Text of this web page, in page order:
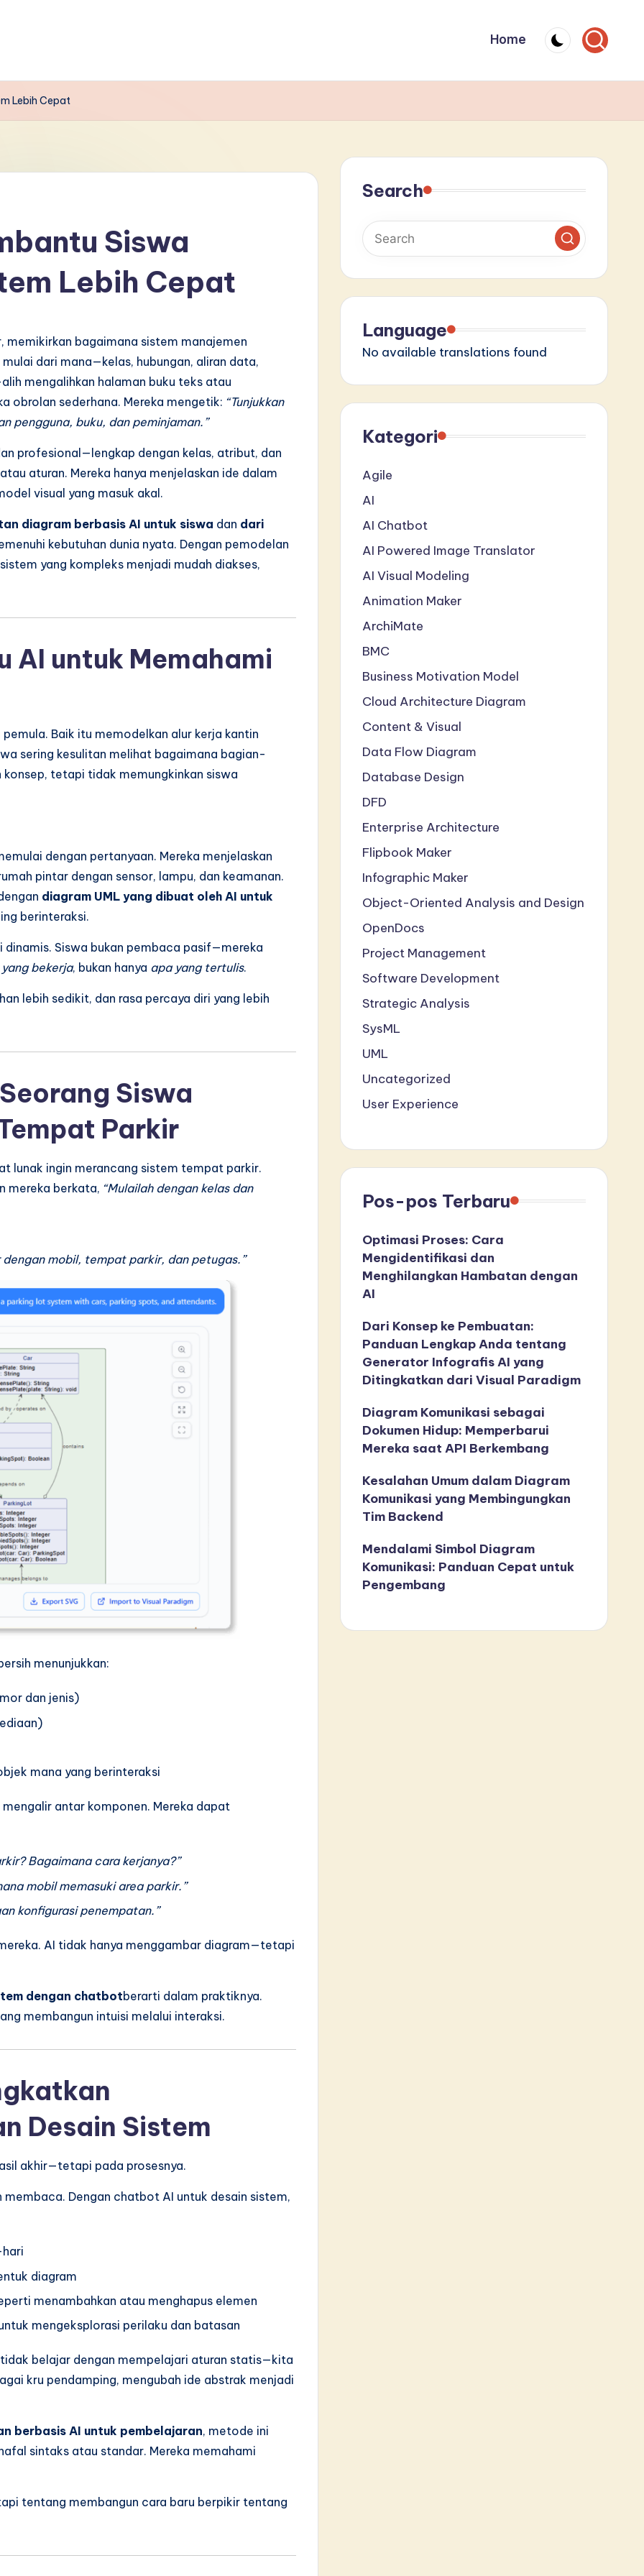
Home
Lebih Cepat
Siswa
Lebih Cepat
memikirkan bagaimana sistem manajemen
dari mana—kelas, hubungan, aliran data,
mengalihkan halaman buku teks atau
obrolan sederhana. Mereka mengetik: “Tunjukkan
pengguna, buku, dan peminjaman.”
profesional—lengkap dengan kelas, atribut, dan
aturan. Mereka hanya menjelaskan ide dalam
visual yang masuk akal.
diagram berbasis AI untuk siswa dan dari
kebutuhan dunia nyata. Dengan pemodelan
yang kompleks menjadi mudah diakses,
AI untuk Memahami
Baik itu memodelkan alur kerja kantin
sering kesulitan melihat bagaimana bagian-
tetapi tidak memungkinkan siswa
dengan pertanyaan. Mereka menjelaskan
pintar dengan sensor, lampu, dan keamanan.
diagram UML yang dibuat oleh AI untuk
berinteraksi.
Siswa bukan pembaca pasif—mereka
bekerja, bukan hanya apa yang tertulis.
lebih sedikit, dan rasa percaya diri yang lebih
Siswa
Parkir
lunak ingin merancang sistem tempat parkir.
mereka berkata, “Mulailah dengan kelas dan
mobil, tempat parkir, dan petugas.”
menunjukkan:
dan jenis)
mana yang berinteraksi
antar komponen. Mereka dapat
Bagaimana cara kerjanya?”
mobil memasuki area parkir.”
konfigurasi penempatan.”
AI tidak hanya menggambar diagram—tetapi
dengan chatbotberarti dalam praktiknya.
membangun intuisi melalui interaksi.
Desain Sistem
akhir—tetapi pada prosesnya.
Dengan chatbot AI untuk desain sistem,
diagram
menambahkan atau menghapus elemen
mengeksplorasi perilaku dan batasan
belajar dengan mempelajari aturan statis—kita
kru pendamping, mengubah ide abstrak menjadi
berbasis AI untuk pembelajaran, metode ini
sintaks atau standar. Mereka memahami
tentang membangun cara baru berpikir tentang
Search
Language
No available translations found
Kategori
Agile
AI
AI Chatbot
AI Powered Image Translator
AI Visual Modeling
Animation Maker
ArchiMate
BMC
Business Motivation Model
Cloud Architecture Diagram
Content & Visual
Data Flow Diagram
Database Design
DFD
Enterprise Architecture
Flipbook Maker
Infographic Maker
Object-Oriented Analysis and Design
OpenDocs
Project Management
Software Development
Strategic Analysis
SysML
UML
Uncategorized
User Experience
Pos-pos Terbaru
Optimasi Proses: Cara
Mengidentifikasi dan
Menghilangkan Hambatan dengan
AI
Dari Konsep ke Pembuatan:
Panduan Lengkap Anda tentang
Generator Infografis AI yang
Ditingkatkan dari Visual Paradigm
Diagram Komunikasi sebagai
Dokumen Hidup: Memperbarui
Mereka saat API Berkembang
Kesalahan Umum dalam Diagram
Komunikasi yang Membingungkan
Tim Backend
Mendalami Simbol Diagram
Komunikasi: Panduan Cepat untuk
Pengembang